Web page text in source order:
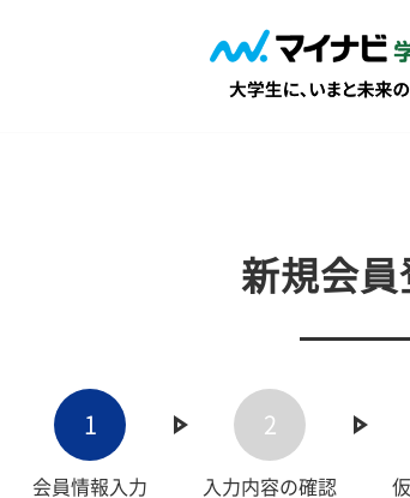
新規会員
1
会員情報入力
2
入力内容の確認